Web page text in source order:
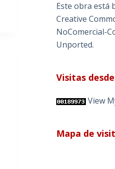
Este obra está
Creative
NoComercial-
Unported.
Visitas
View
Mapa de